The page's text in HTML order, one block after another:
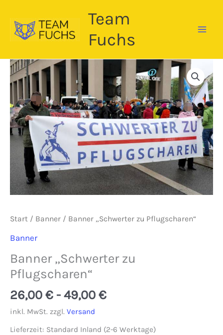
Inhalt
springen
Team
Fuchs
Start / Banner / Banner „Schwerter zu Pflugscharen“
Banner
Banner „Schwerter zu
Pflugscharen“
26,00 € - 49,00 €
inkl. MwSt. zzgl. Versand
Lieferzeit: Standard Inland (2-6 Werktage)